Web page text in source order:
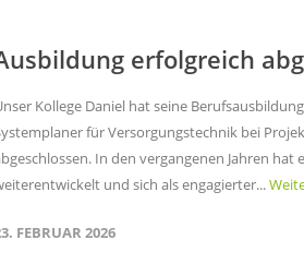
erfolgreich
Kollege Daniel hat seine
für Versorgungstechnik bei
In den vergangenen Jahren hat
und sich als engagierter...
FEBRUAR 2026